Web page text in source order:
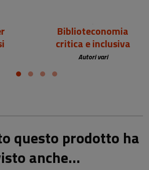
Biblioteconomia
critica e inclusiva
Autori vari
questo prodotto ha
anche...